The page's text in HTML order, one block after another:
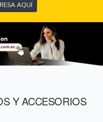
AQUÍ
Y ACCESORIOS